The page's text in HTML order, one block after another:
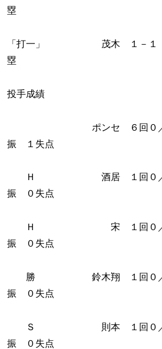
塁
「打一」 茂木 １－１
塁
投手成績
ポンセ ６回０／３
振 １失点
Ｈ 酒居 １回０／３
振 ０失点
Ｈ 宋 １回０／３
振 ０失点
勝 鈴木翔 １回０／
振 ０失点
Ｓ 則本 １回０／３
振 ０失点